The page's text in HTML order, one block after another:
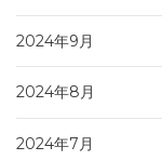
2024年9月
2024年8月
2024年7月